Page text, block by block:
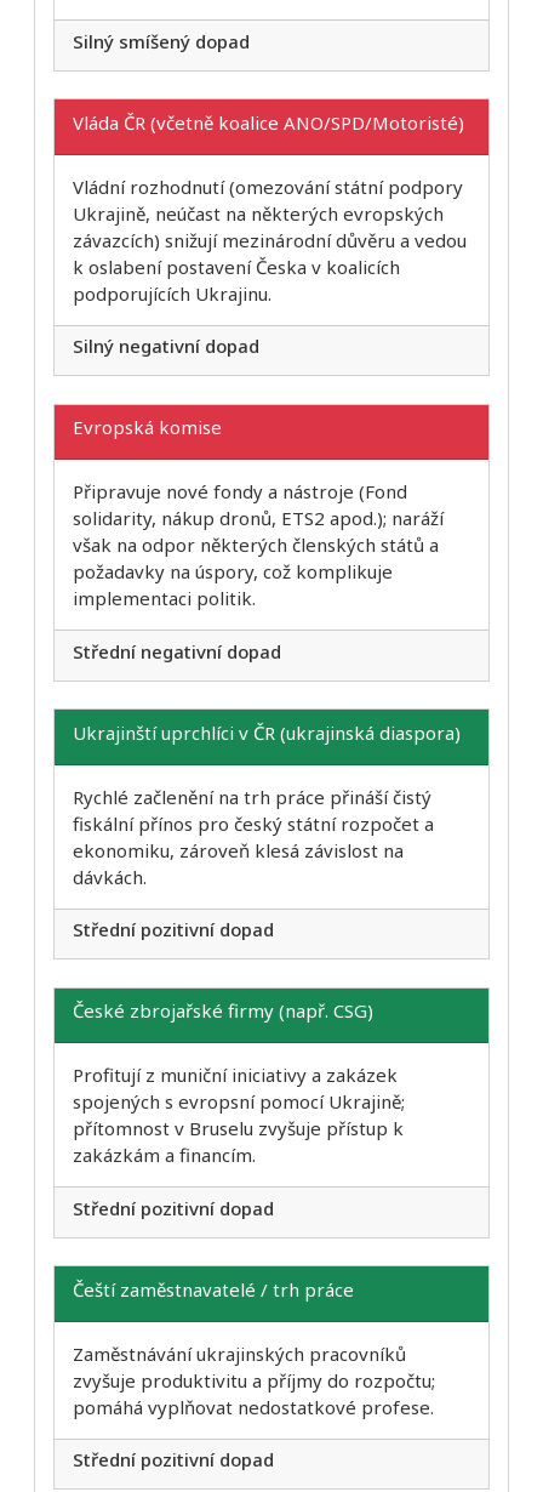
Silný smíšený dopad
Vláda ČR (včetně koalice ANO/SPD/Motoristé)
Vládní rozhodnutí (omezování státní podpory
Ukrajině, neúčast na některých evropských
závazcích) snižují mezinárodní důvěru a vedou
k oslabení postavení Česka v koalicích
podporujících Ukrajinu.
Silný negativní dopad
Evropská komise
Připravuje nové fondy a nástroje (Fond
solidarity, nákup dronů, ETS2 apod.); naráží
však na odpor některých členských států a
požadavky na úspory, což komplikuje
implementaci politik.
Střední negativní dopad
Ukrajinští uprchlíci v ČR (ukrajinská diaspora)
Rychlé začlenění na trh práce přináší čistý
fiskální přínos pro český státní rozpočet a
ekonomiku, zároveň klesá závislost na
dávkách.
Střední pozitivní dopad
České zbrojařské firmy (např. CSG)
Profitují z muniční iniciativy a zakázek
spojených s evropsní pomocí Ukrajině;
přítomnost v Bruselu zvyšuje přístup k
zakázkám a financím.
Střední pozitivní dopad
Čeští zaměstnavatelé / trh práce
Zaměstnávání ukrajinských pracovníků
zvyšuje produktivitu a příjmy do rozpočtu;
pomáhá vyplňovat nedostatkové profese.
Střední pozitivní dopad